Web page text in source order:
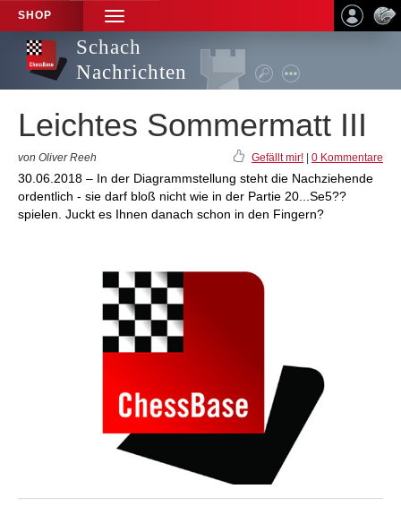
SHOP
TOGGLE
NAVIGATION
Schach
Nachrichten
Leichtes Sommermatt III
von Oliver Reeh Gefällt mir! 0 Kommentare
30.06.2018 – In der Diagrammstellung steht die Nachziehende
ordentlich - sie darf bloß nicht wie in der Partie 20...Se5??
spielen. Juckt es Ihnen danach schon in den Fingern?